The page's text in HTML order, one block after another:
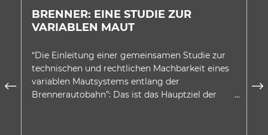
BRENNER: EINE STUDIE ZUR
VARIABLEN MAUT
“Die Einleitung einer gemeinsamen Studie zur
technischen und rechtlichen Machbarkeit eines
variablen Mautsystems entlang der
Brennerautobahn”: Das ist das Hauptziel der